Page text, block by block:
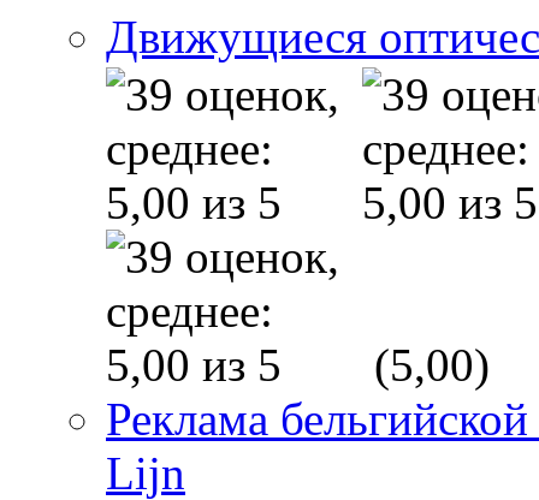
Движущиеся
(5,00)
Реклама
Lijn